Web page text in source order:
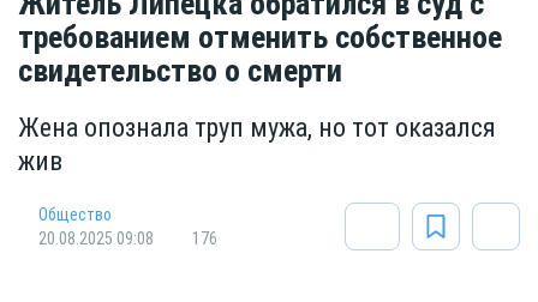
требованием отменить собственное
свидетельство о смерти
Жена опознала труп мужа, но тот оказался
жив
Общество
20.08.2025 09:08
176